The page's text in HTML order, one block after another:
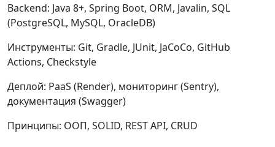
Backend: Java 8+, Spring Boot, ORM, Javalin, SQL
(PostgreSQL, MySQL, OracleDB)
Инструменты: Git, Gradle, JUnit, JaCoCo, GitHub
Actions, Checkstyle
Деплой: PaaS (Render), мониторинг (Sentry),
документация (Swagger)
Принципы: ООП, SOLID, REST API, CRUD